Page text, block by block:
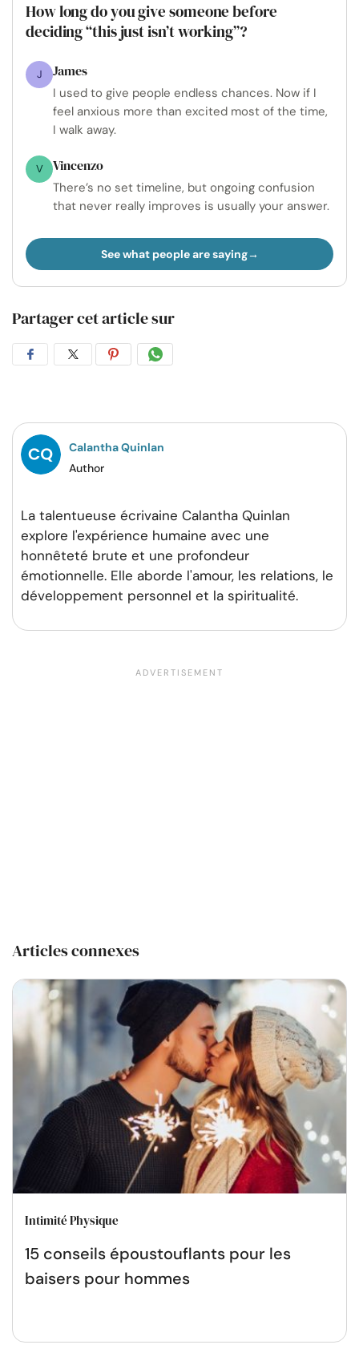
How long do you give someone before
deciding “this just isn’t working”?
J James
I used to give people endless chances. Now if I
feel anxious more than excited most of the time,
I walk away.
V Vincenzo
There’s no set timeline, but ongoing confusion
that never really improves is usually your answer.
See what people are saying
Partager cet article sur
PartagerPartagerPartagerPartager
Calantha Quinlan
Author
La talentueuse écrivaine Calantha Quinlan
explore l'expérience humaine avec une
honnêteté brute et une profondeur
émotionnelle. Elle aborde l'amour, les relations, le
développement personnel et la spiritualité.
Articles connexes
Intimité Physique
15 conseils époustouflants pour les
baisers pour hommes